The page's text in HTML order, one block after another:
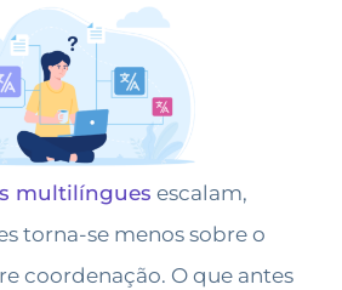
multilíngues escalam,
torna-se menos sobre o
coordenação. O que antes